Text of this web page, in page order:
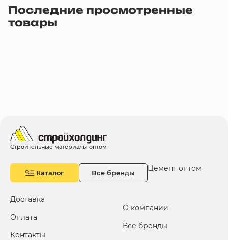
Последние просмотренные
товары
Строительные материалы оптом
Каталог Все бренды Цемент оптом
Доставка
Оплата
Контакты
О компании
Все бренды